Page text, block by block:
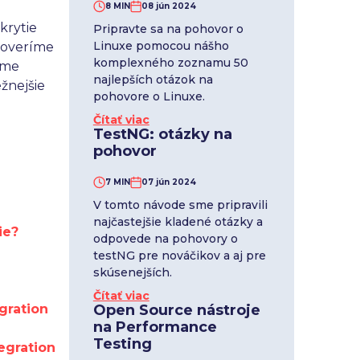
8 MIN 08 jún 2024
Pripravte sa na pohovor o
Linuxe pomocou nášho
komplexného zoznamu 50
najlepších otázok na
pohovore o Linuxe.
Čítať viac
TestNG: otázky na
pohovor
7 MIN 07 jún 2024
V tomto návode sme pripravili
najčastejšie kladené otázky a
odpovede na pohovory o
testNG pre nováčikov a aj pre
skúsenejších.
Čítať viac
Open Source nástroje
na Performance
Testing